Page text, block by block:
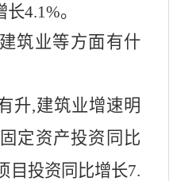
4.1%。
筑业等方面有什
升,建筑业增速明
定资产投资同比
目投资同比增长7.